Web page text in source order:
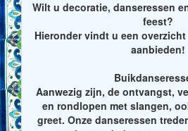
Wilt u decoratie, danseressen
feest?
Hieronder vindt u een
aanbieden!
Aanwezig zijn, de ontvangst,
en rondlopen met slangen,
greet. Onze danseressen